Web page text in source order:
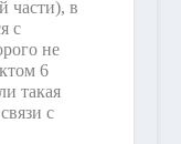
части), в
с
не
6
такая
с